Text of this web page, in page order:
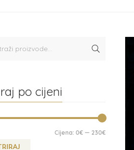
po cijeni
Cijena: 0€ — 230€